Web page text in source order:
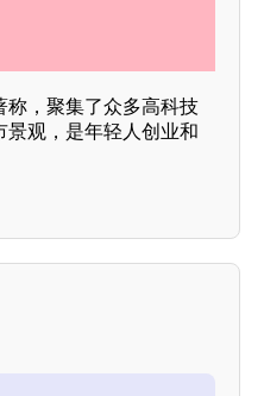
称，聚集了众多高科技
观，是年轻人创业和